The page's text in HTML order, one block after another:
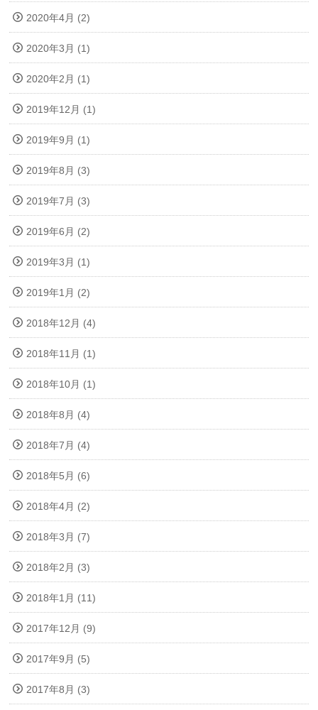
2020年4月 (2)
2020年3月 (1)
2020年2月 (1)
2019年12月 (1)
2019年9月 (1)
2019年8月 (3)
2019年7月 (3)
2019年6月 (2)
2019年3月 (1)
2019年1月 (2)
2018年12月 (4)
2018年11月 (1)
2018年10月 (1)
2018年8月 (4)
2018年7月 (4)
2018年5月 (6)
2018年4月 (2)
2018年3月 (7)
2018年2月 (3)
2018年1月 (11)
2017年12月 (9)
2017年9月 (5)
2017年8月 (3)